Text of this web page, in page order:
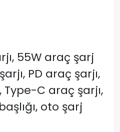
55W araç şarj
PD araç şarjı,
Type-C araç şarjı,
oto şarj